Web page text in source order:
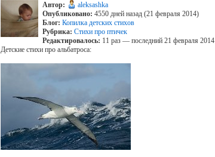
Автор:
aleksashka
Опубликовано: 4550 дней назад (21 февраля 2014)
Блог: Копилка детских стихов
Рубрика: Стихи про птичек
Редактировалось: 11 раз — последний 21 февраля 2014
Детские стихи про альбатроса: